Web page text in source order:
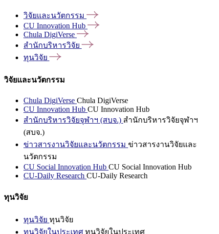
วิจัยและนวัตกรรม
CU Innovation Hub
Chula DigiVerse
สำนักบริหารวิจัย
ทุนวิจัย
วิจัยและนวัตกรรม
Chula DigiVerse Chula DigiVerse
CU Innovation Hub CU Innovation Hub
สำนักบริหารวิจัยจุฬาฯ (สบจ.) สำนักบริหารวิจัยจุฬาฯ
(สบจ.)
ข่าวสารงานวิจัยและนวัตกรรม ข่าวสารงานวิจัยและ
นวัตกรรม
CU Social Innovation Hub CU Social Innovation Hub
CU-Daily Research CU-Daily Research
ทุนวิจัย
ทุนวิจัย ทุนวิจัย
ทุนวิจัยในประเทศ ทุนวิจัยในประเทศ